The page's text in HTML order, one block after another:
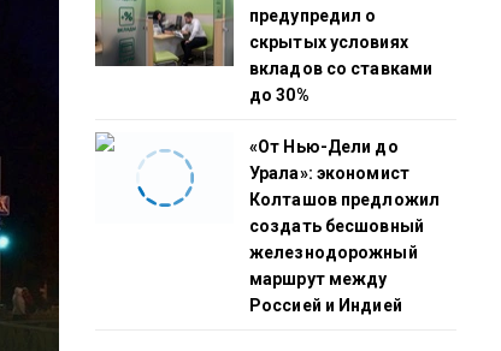
предупредил о
скрытых условиях
вкладов со ставками
до 30%
«От Нью-Дели до
Урала»: экономист
Колташов предложил
создать бесшовный
железнодорожный
маршрут между
Россией и Индией